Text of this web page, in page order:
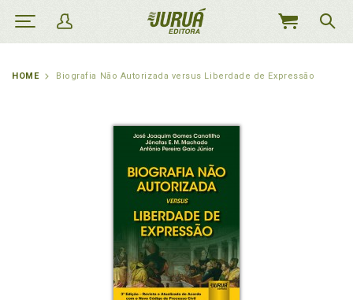
MEU
HOME Biografia Não Autorizada versus Liberdade de Expressão